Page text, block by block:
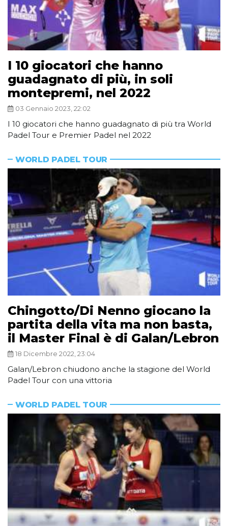
I 10 giocatori che hanno
guadagnato di più, in soli
montepremi, nel 2022
03 Gennaio 2023, 22:02
I 10 giocatori che hanno guadagnato di più tra World
Padel Tour e Premier Padel nel 2022
WORLD PADEL TOUR
Chingotto/Di Nenno giocano la
partita della vita ma non basta,
il Master Final è di Galan/Lebron
18 Dicembre 2022, 23:04
Galan/Lebron chiudono anche la stagione del World
Padel Tour con una vittoria
WORLD PADEL TOUR